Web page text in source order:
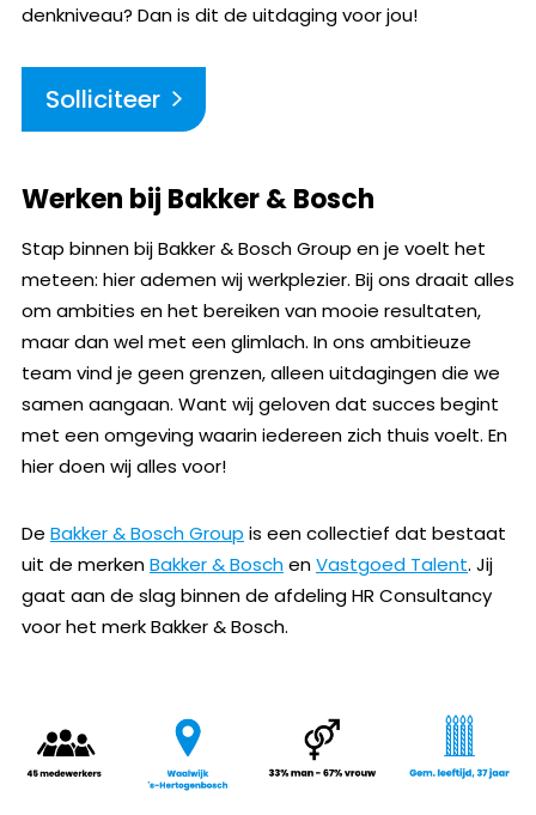
denkniveau? Dan is dit de uitdaging voor jou!
Solliciteer
Werken bij Bakker & Bosch
Stap binnen bij Bakker & Bosch Group en je voelt het
meteen: hier ademen wij werkplezier. Bij ons draait alles
om ambities en het bereiken van mooie resultaten,
maar dan wel met een glimlach. In ons ambitieuze
team vind je geen grenzen, alleen uitdagingen die we
samen aangaan. Want wij geloven dat succes begint
met een omgeving waarin iedereen zich thuis voelt. En
hier doen wij alles voor!
De Bakker & Bosch Group is een collectief dat bestaat
uit de merkenBakker & BoschenVastgoed Talent. Jij
gaat aan de slag binnen de afdeling HR Consultancy
voor het merk Bakker & Bosch.